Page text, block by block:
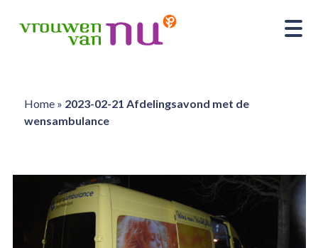
Home» 2023-02-21 Afdelingsavond met de
wensambulance